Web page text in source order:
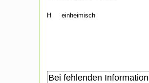
H einheimisch
Bei fehlenden